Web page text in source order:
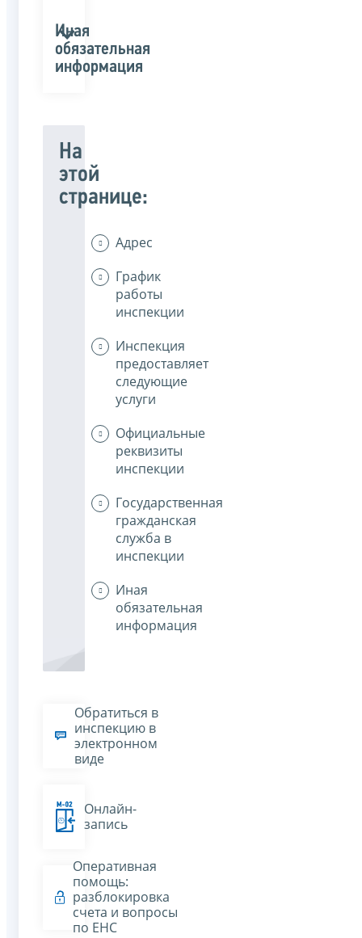
Иная
обязательная
информация
На
этой
странице:
Адрес
График
работы
инспекции
Инспекция
предоставляет
следующие
услуги
Официальные
реквизиты
инспекции
Государственная
гражданская
служба в
инспекции
Иная
обязательная
информация
Обратиться в
инспекцию в
электронном
виде
Онлайн-
запись
Оперативная
помощь:
разблокировка
счета и вопросы
по ЕНС